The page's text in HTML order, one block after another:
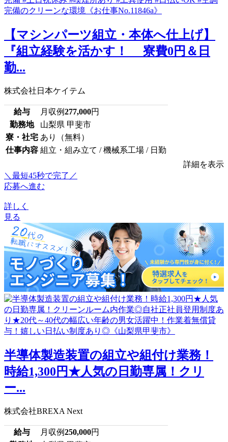
【マシンパーツ組立・本体へ仕上げ】
『組立経験を活かす！ 寮費0円＆日
勤...
株式会社日本ケイテム
給与 月収例277,000円
勤務地
山梨県 甲斐市
寮・社宅 あり（無料）
仕事内容 組立・組み立て / 機械系工場 / 日勤
詳細を表示
＼最短45秒で完了／
応募へ進む
詳しく
見る
半導体製造装置の組立や組付け業務！
時給1,300円★人気の日勤専属！クリ
ー...
株式会社BREXA Next
給与 月収例250,000円